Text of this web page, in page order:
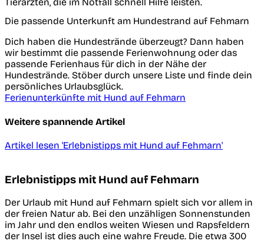
Die passende Unterkunft am Hundestrand auf Fehmarn
Dich haben die Hundestrände überzeugt? Dann haben
wir bestimmt die passende Ferienwohnung oder das
passende Ferienhaus für dich in der Nähe der
Hundestrände. Stöber durch unsere Liste und finde dein
persönliches Urlaubsglück.
Ferienunterkünfte mit Hund auf Fehmarn
Weitere spannende Artikel
Artikel lesen 'Erlebnistipps mit Hund auf Fehmarn'
Erlebnistipps mit Hund auf Fehmarn
Der Urlaub mit Hund auf Fehmarn spielt sich vor allem in
der freien Natur ab. Bei den unzähligen Sonnenstunden
im Jahr und den endlos weiten Wiesen und Rapsfeldern
der Insel ist dies auch eine wahre Freude. Die etwa 300